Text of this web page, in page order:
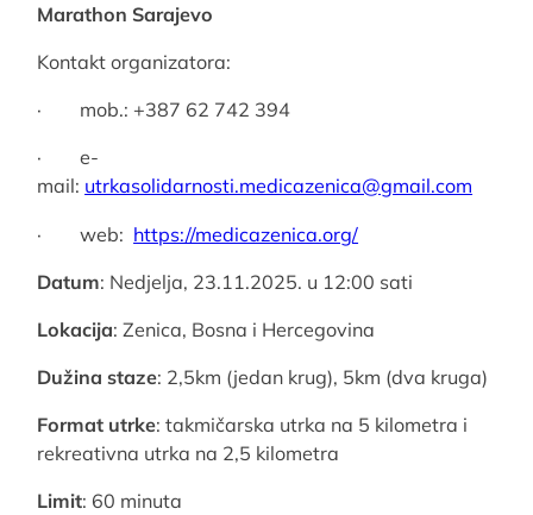
Marathon Sarajevo
Kontakt organizatora:
· mob.: +387 62 742 394
· e-
mail: utrkasolidarnosti.medicazenica@gmail.com
· web: https://medicazenica.org/
Datum: Nedjelja, 23.11.2025. u 12:00 sati
Lokacija: Zenica, Bosna i Hercegovina
Dužina staze: 2,5km (jedan krug), 5km (dva kruga)
Format utrke: takmičarska utrka na 5 kilometra i
rekreativna utrka na 2,5 kilometra
Limit: 60 minuta